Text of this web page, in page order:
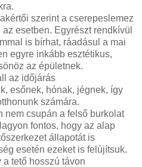
szerint a cserepeslemez
esetben. Egyrészt rendkívül
is bírhat, ráadásul a mai
egyre inkább esztétikus,
az épületnek.
az időjárás
esőnek, hónak, jégnek, így
számára.
nem csupán a felső burkolat
fontos, hogy az alap
állapotát is
esetén ezeket is felújítsuk.
tető hosszú távon